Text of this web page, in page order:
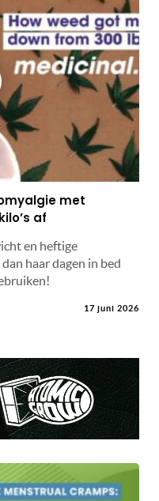
met
af
en heftige
haar dagen in bed
17 juni 2026